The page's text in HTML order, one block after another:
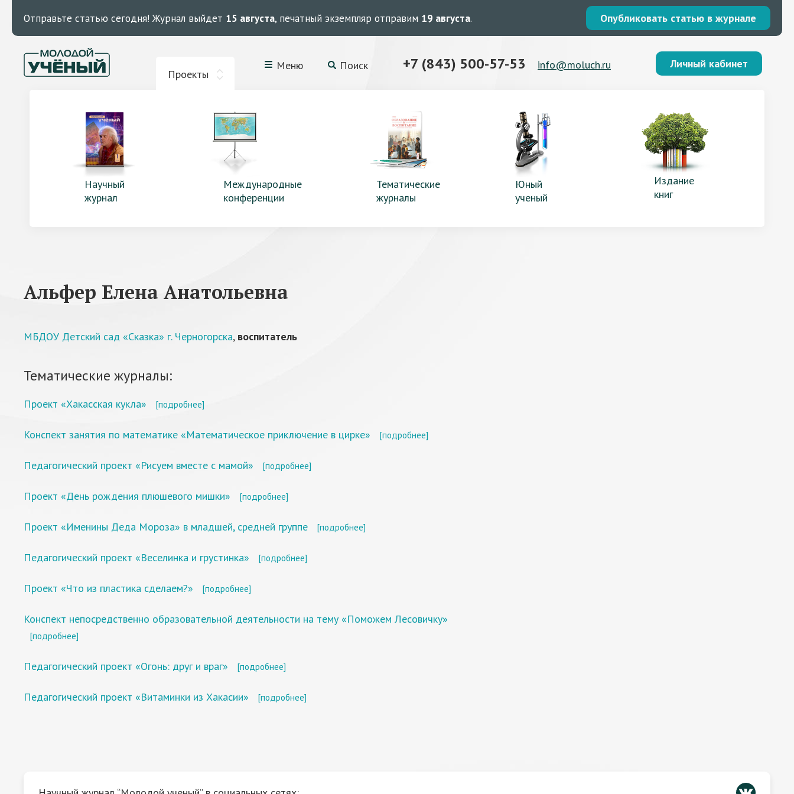
Отправьте статью сегодня! Журнал выйдет 15 августа, печатный экземпляр отправим 19 августа. Опубликовать статью в журнале
Проекты
Меню Поиск +7 (843) 500-57-53 info@moluch.ru Личный кабинет
Научный
журнал
Международные
конференции
Тематические
журналы
Юный
ученый
Издание
книг
Альфер Елена Анатольевна
МБДОУ Детский сад «Сказка» г. Черногорска, воспитатель
Тематические журналы:
Проект «Хакасская кукла» [подробнее]
Конспект занятия по математике «Математическое приключение в цирке» [подробнее]
Педагогический проект «Рисуем вместе с мамой» [подробнее]
Проект «День рождения плюшевого мишки» [подробнее]
Проект «Именины Деда Мороза» в младшей, средней группе [подробнее]
Педагогический проект «Веселинка и грустинка» [подробнее]
Проект «Что из пластика сделаем?» [подробнее]
Конспект непосредственно образовательной деятельности на тему «Поможем Лесовичку»
[подробнее]
Педагогический проект «Огонь: друг и враг» [подробнее]
Педагогический проект «Витаминки из Хакасии» [подробнее]